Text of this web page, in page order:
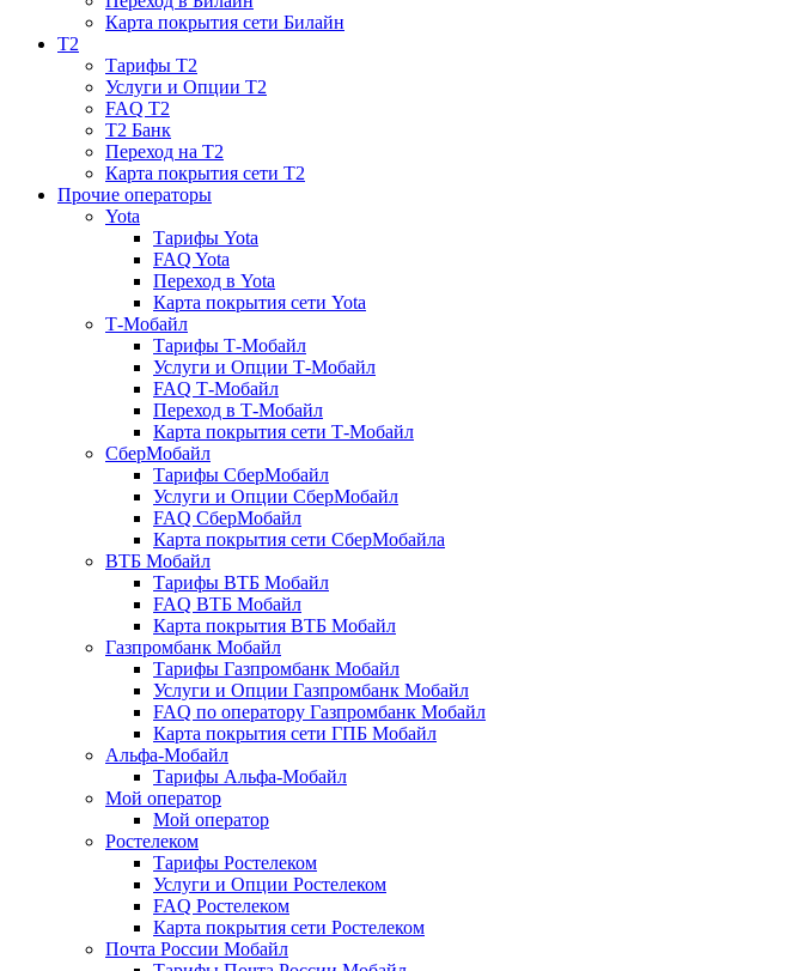
Карта покрытия сети Билайн
T2
Тарифы T2
Услуги и Опции T2
FAQ T2
T2 Банк
Переход на T2
Карта покрытия сети T2
Прочие операторы
Yota
Тарифы Yota
FAQ Yota
Переход в Yota
Карта покрытия сети Yota
Т-Мобайл
Тарифы Т-Мобайл
Услуги и Опции Т-Мобайл
FAQ Т-Мобайл
Переход в Т-Мобайл
Карта покрытия сети Т-Мобайл
СберМобайл
Тарифы СберМобайл
Услуги и Опции СберМобайл
FAQ СберМобайл
Карта покрытия сети СберМобайлa
ВТБ Мобайл
Тарифы ВТБ Мобайл
FAQ ВТБ Мобайл
Карта покрытия ВТБ Мобайл
Газпромбанк Мобайл
Тарифы Газпромбанк Мобайл
Услуги и Опции Газпромбанк Мобайл
FAQ по оператору Газпромбанк Мобайл
Карта покрытия сети ГПБ Мобайл
Альфа-Мобайл
Тарифы Альфа-Мобайл
Мой оператор
Мой оператор
Ростелеком
Тарифы Ростелеком
Услуги и Опции Ростелеком
FAQ Ростелеком
Карта покрытия сети Ростелеком
Почта России Мобайл